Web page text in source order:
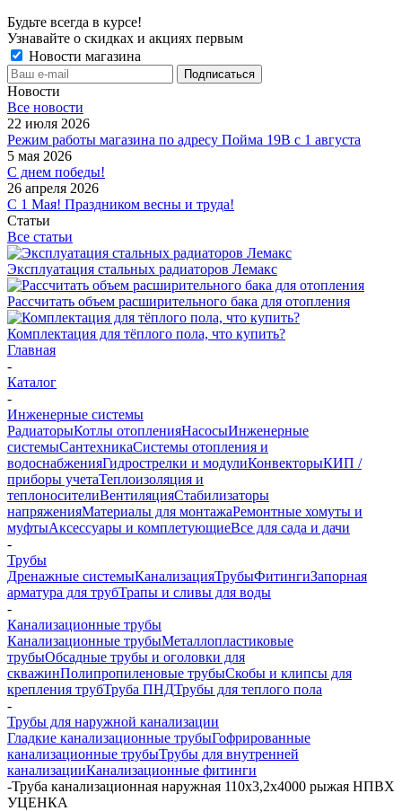
Будьте всегда в курсе!
Узнавайте о скидках и акциях первым
Новости магазина
Новости
Все новости
22 июля 2026
Режим работы магазина по адресу Пойма 19В с 1 августа
5 мая 2026
С днем победы!
26 апреля 2026
С 1 Мая! Праздником весны и труда!
Статьи
Все статьи
Эксплуатация стальных радиаторов Лемакс
Рассчитать объем расширительного бака для отопления
Комплектация для тёплого пола, что купить?
Главная
-
Каталог
-
Инженерные системы
РадиаторыКотлы отопленияНасосыИнженерные
системыСантехникаСистемы отопления и
водоснабженияГидрострелки и модулиКонвекторыКИП /
приборы учетаТеплоизоляция и
теплоносителиВентиляцияСтабилизаторы
напряженияМатериалы для монтажаРемонтные хомуты и
муфтыАксессуары и комплетующиеВсе для сада и дачи
-
Трубы
Дренажные системыКанализацияТрубыФитингиЗапорная
арматура для трубТрапы и сливы для воды
-
Канализационные трубы
Канализационные трубыМеталлопластиковые
трубыОбсадные трубы и оголовки для
скважинПолипропиленовые трубыСкобы и клипсы для
крепления трубТруба ПНДТрубы для теплого пола
-
Трубы для наружной канализации
Гладкие канализационные трубыГофрированные
канализационные трубыТрубы для внутренней
канализацииКанализационные фитинги
-Труба канализационная наружная 110х3,2х4000 рыжая НПВХ
УЦЕНКА